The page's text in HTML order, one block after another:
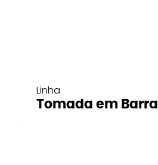
Linha
Tomada em Barra